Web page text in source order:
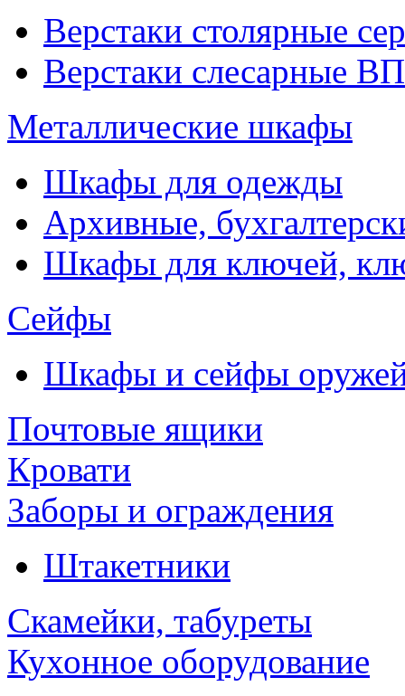
Верстаки столярные
Верстаки слесарные ВП
Металлические шкафы
Шкафы для одежды
Архивные,
Шкафы для ключей,
Сейфы
Шкафы и сейфы
Почтовые ящики
Кровати
Заборы и ограждения
Штакетники
Скамейки, табуреты
Кухонное оборудование